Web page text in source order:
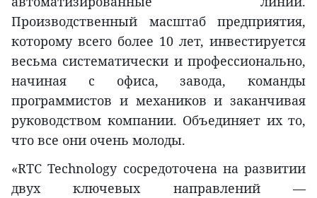
Производственный масштаб предприятия,
которому всего более 10 лет, инвестируется
весьма систематически и профессионально,
начиная с офиса, завода, команды
программистов и механиков и заканчивая
руководством компании. Объединяет их то,
что все они очень молоды.
«RTC Technology сосредоточена на развитии
двух ключевых направлений —